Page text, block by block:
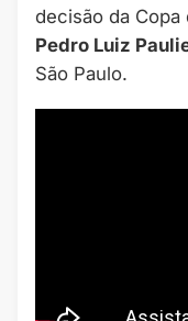
decisão da Copa
Pedro Luiz
São Paulo.